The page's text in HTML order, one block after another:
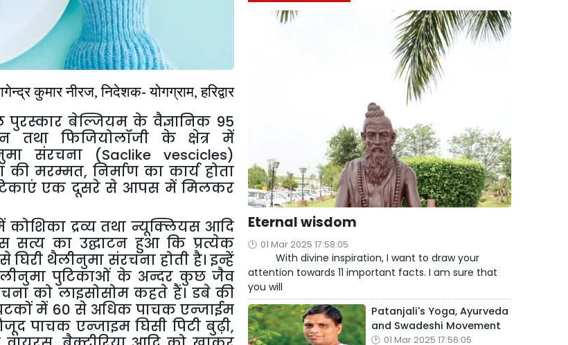
कुमार नीरज,निदेशक-योगग्राम,हरिद्वार
पुरस्कार बेल्जियम के वैज्ञानिक 95
तथा फिजियोलॉजी के क्षेत्र
में
संरचना(Saclike vescicles)
की मरम्मत, निर्माण का कार्य होता
एक दूसरे से आपस में मिलकर
कोशिका द्रव्य तथा न्यूक्लियस आदि
सत्य का उद्घाटन हुआ कि प्रत्येक
से घिरी थैलीनुमा संरचना होती है। इन्हें
पुटिकाओं के अन्दर कुछ जैव
को लाइसोसोम कहते हैं। डबे की
में 60 से अधिक पाचक एन्जाईम
पाचक एन्जाइम घिसी पिटी बुढ़ी,
Eternal wisdom
01 Mar 2025 17:58:05
With divine inspiration, I want to draw your
attention towards 11 important facts. I am sure that
you will
Patanjali's Yoga, Ayurveda
and Swadeshi Movement
01 Mar 2025 17:56:05